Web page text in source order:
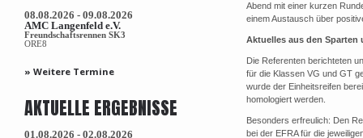
Abend mit einer kurzen
einem Austausch über
Aktuelles aus den Sparten
Die Referenten berichteten
für die Klassen VG und GT
wurde der Einheitsreifen
homologiert werden.
Besonders erfreulich: Den
bei der EFRA für die
08.08.2026 - 09.08.2026
AMC Langenfeld e.V.
Freundschaftsrennen SK3
ORE8
» Weitere Termine
AKTUELLE ERGEBNISSE
01.08.2026 - 02.08.2026